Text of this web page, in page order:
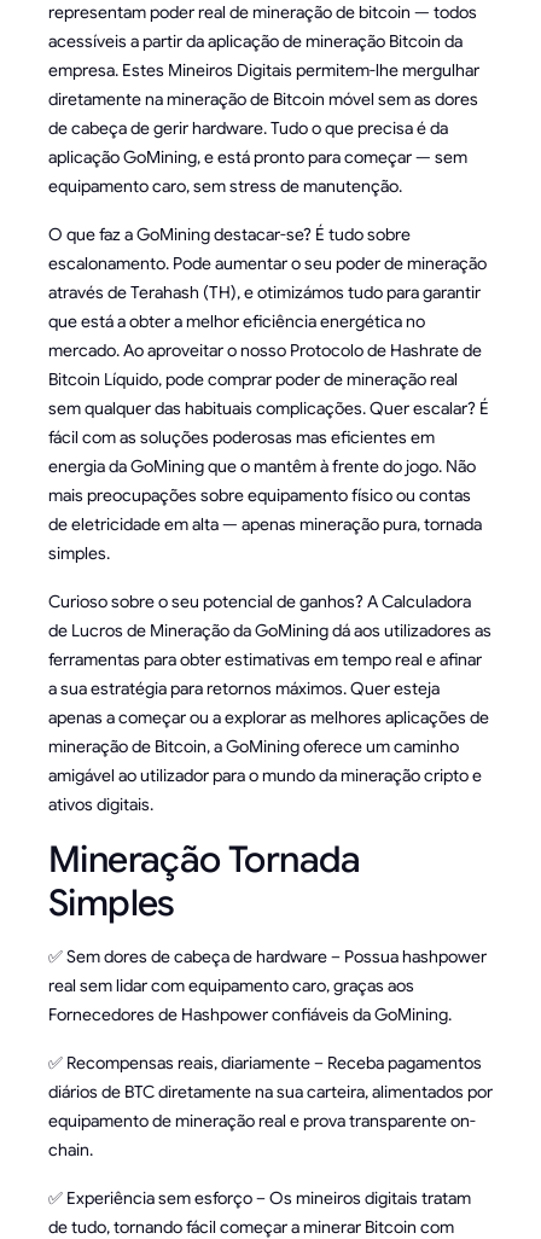
representam poder real de mineração de bitcoin — todos
acessíveis a partir da aplicação de mineração Bitcoin da
empresa. Estes Mineiros Digitais permitem-lhe mergulhar
diretamente na mineração de Bitcoin móvel sem as dores
de cabeça de gerir hardware. Tudo o que precisa é da
aplicação GoMining, e está pronto para começar — sem
equipamento caro, sem stress de manutenção.
O que faz a GoMining destacar-se? É tudo sobre
escalonamento. Pode aumentar o seu poder de mineração
através de Terahash (TH), e otimizámos tudo para garantir
que está a obter a melhor eficiência energética no
mercado. Ao aproveitar o nosso Protocolo de Hashrate de
Bitcoin Líquido, pode comprar poder de mineração real
sem qualquer das habituais complicações. Quer escalar? É
fácil com as soluções poderosas mas eficientes em
energia da GoMining que o mantêm à frente do jogo. Não
mais preocupações sobre equipamento físico ou contas
de eletricidade em alta — apenas mineração pura, tornada
simples.
Curioso sobre o seu potencial de ganhos? A Calculadora
de Lucros de Mineração da GoMining dá aos utilizadores as
ferramentas para obter estimativas em tempo real e afinar
a sua estratégia para retornos máximos. Quer esteja
apenas a começar ou a explorar as melhores aplicações de
mineração de Bitcoin, a GoMining oferece um caminho
amigável ao utilizador para o mundo da mineração cripto e
ativos digitais.
Mineração Tornada
Simples
✅ Sem dores de cabeça de hardware – Possua hashpower
real sem lidar com equipamento caro, graças aos
Fornecedores de Hashpower confiáveis da GoMining.
✅ Recompensas reais, diariamente – Receba pagamentos
diários de BTC diretamente na sua carteira, alimentados por
equipamento de mineração real e prova transparente on-
chain.
✅ Experiência sem esforço – Os mineiros digitais tratam
de tudo, tornando fácil começar a minerar Bitcoin com